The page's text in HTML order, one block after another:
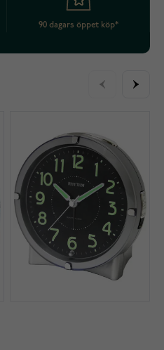
90 dagars öppet köp*